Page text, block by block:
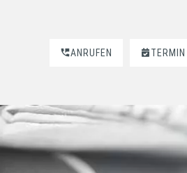
ANRUFEN